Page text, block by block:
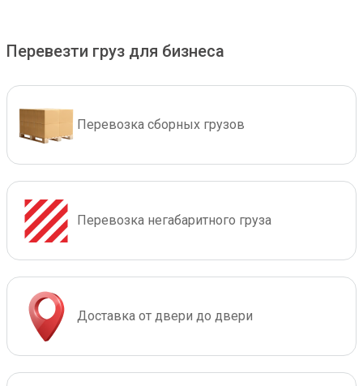
Перевезти груз для бизнеса
Перевозка сборных грузов
Перевозка негабаритного груза
Доставка от двери до двери